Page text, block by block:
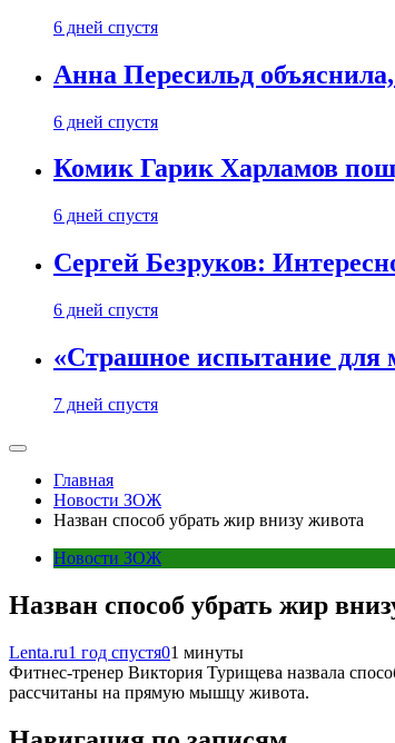
6 дней спустя
Анна Пересильд
6 дней спустя
Комик Гарик Харламов
6 дней спустя
Сергей Безруков:
6 дней спустя
«Страшное испытание для
7 дней спустя
Главная
Новости ЗОЖ
Назван способ убрать жир внизу живота
Новости ЗОЖ
Назван способ убрать жир
Lenta.ru1 год спустя01 минуты
Фитнес-тренер Виктория Турищева назвала
рассчитаны на прямую мышцу живота.